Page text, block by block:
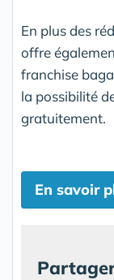
En plus des
offre
franchise
la possibilité
gratuitement.
En savoir